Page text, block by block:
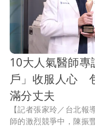
10大人氣醫師
戶」收服人心
滿分丈夫
【記者張家玲／台北
師的激烈競爭中，陳振